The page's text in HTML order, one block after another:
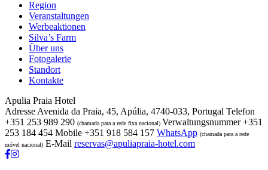
Region
Veranstaltungen
Werbeaktionen
Silva’s Farm
Über uns
Fotogalerie
Standort
Kontakte
Apulia Praia Hotel
Adresse Avenida da Praia, 45, Apúlia, 4740-033, Portugal Telefon
+351 253 989 290 (chamada para a rede fixa nacional) Verwaltungsnummer +351
253 184 454 Mobile +351 918 584 157 WhatsApp (chamada para a rede
móvel nacional) E-Mail reservas@apuliapraia-hotel.com